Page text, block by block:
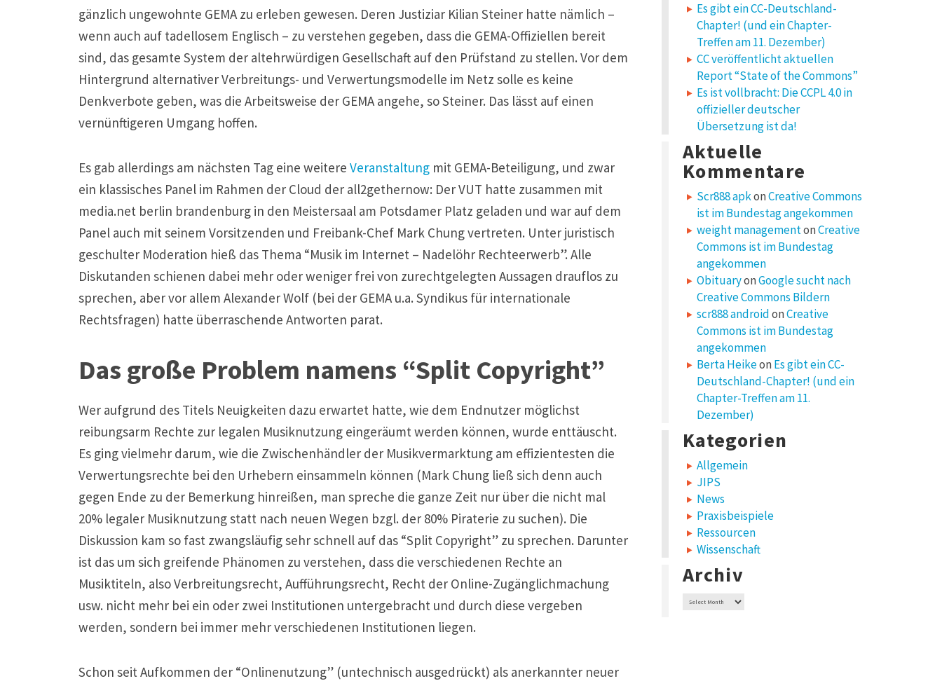
gänzlich ungewohnte GEMA zu erleben gewesen. Deren Justiziar Kilian Steiner hatte nämlich –
wenn auch auf tadellosem Englisch – zu verstehen gegeben, dass die GEMA-Offiziellen bereit
sind, das gesamte System der altehrwürdigen Gesellschaft auf den Prüfstand zu stellen. Vor dem
Hintergrund alternativer Verbreitungs- und Verwertungsmodelle im Netz solle es keine
Denkverbote geben, was die Arbeitsweise der GEMA angehe, so Steiner. Das lässt auf einen
vernünftigeren Umgang hoffen.
Es gab allerdings am nächsten Tag eine weitere Veranstaltung mit GEMA-Beteiligung, und zwar
ein klassisches Panel im Rahmen der Cloud der all2gethernow: Der VUT hatte zusammen mit
media.net berlin brandenburg in den Meistersaal am Potsdamer Platz geladen und war auf dem
Panel auch mit seinem Vorsitzenden und Freibank-Chef Mark Chung vertreten. Unter juristisch
geschulter Moderation hieß das Thema “Musik im Internet – Nadelöhr Rechteerwerb”. Alle
Diskutanden schienen dabei mehr oder weniger frei von zurechtgelegten Aussagen drauflos zu
sprechen, aber vor allem Alexander Wolf (bei der GEMA u.a. Syndikus für internationale
Rechtsfragen) hatte überraschende Antworten parat.
Das große Problem namens “Split Copyright”
Wer aufgrund des Titels Neuigkeiten dazu erwartet hatte, wie dem Endnutzer möglichst
reibungsarm Rechte zur legalen Musiknutzung eingeräumt werden können, wurde enttäuscht.
Es ging vielmehr darum, wie die Zwischenhändler der Musikvermarktung am effizientesten die
Verwertungsrechte bei den Urhebern einsammeln können (Mark Chung ließ sich denn auch
gegen Ende zu der Bemerkung hinreißen, man spreche die ganze Zeit nur über die nicht mal
20% legaler Musiknutzung statt nach neuen Wegen bzgl. der 80% Piraterie zu suchen). Die
Diskussion kam so fast zwangsläufig sehr schnell auf das “Split Copyright” zu sprechen. Darunter
ist das um sich greifende Phänomen zu verstehen, dass die verschiedenen Rechte an
Musiktiteln, also Verbreitungsrecht, Aufführungsrecht, Recht der Online-Zugänglichmachung
usw. nicht mehr bei ein oder zwei Institutionen untergebracht und durch diese vergeben
werden, sondern bei immer mehr verschiedenen Institutionen liegen.
Schon seit Aufkommen der “Onlinenutzung” (untechnisch ausgedrückt) als anerkannter neuer
Es gibt ein CC-Deutschland-
Chapter! (und ein Chapter-
Treffen am 11. Dezember)
CC veröffentlicht aktuellen
Report “State of the Commons”
Es ist vollbracht: Die CCPL 4.0 in
offizieller deutscher
Übersetzung ist da!
Aktuelle
Kommentare
Scr888 apkonCreative Commons
ist im Bundestag angekommen
weight managementonCreative
Commons ist im Bundestag
angekommen
ObituaryonGoogle sucht nach
Creative Commons Bildern
scr888 androidonCreative
Commons ist im Bundestag
angekommen
Berta Heikeon Es gibt ein CC-
Deutschland-Chapter! (und ein
Chapter-Treffen am 11.
Dezember)
Kategorien
Allgemein
JIPS
News
Praxisbeispiele
Ressourcen
Wissenschaft
Archiv
Archiv